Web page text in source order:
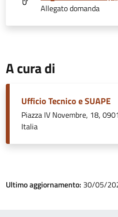
Allegato domanda
A cura di
Ufficio Tecnico e SUAPE
Piazza IV Novembre, 18,
Italia
Ultimo aggiornamento: 30/05/